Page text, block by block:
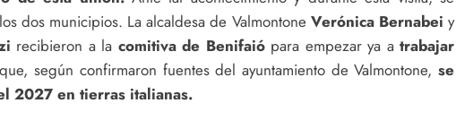
dos municipios. La alcaldesa de Valmontone Verónica Bernabei y
recibieron a la comitiva de Benifaiópara empezar ya a trabajar
según confirmaron fuentes del ayuntamiento de Valmontone,se
2027 en tierras italianas.